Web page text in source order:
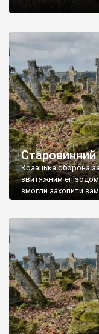
Старовинний
Козацька оборона
звитяжним епізодом
змогли захопити
поховали на
ньому чимало